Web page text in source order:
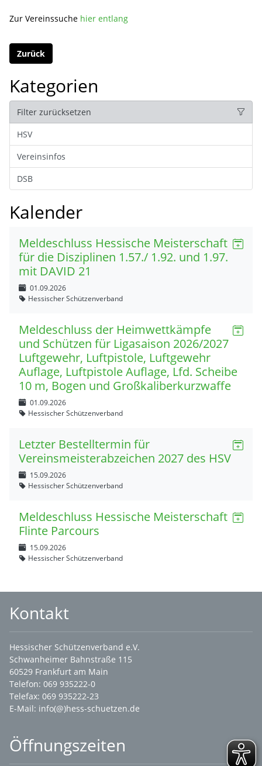
Zur Vereinssuche hier entlang
Zurück
Kategorien
Filter zurücksetzen
HSV
Vereinsinfos
DSB
Kalender
Meldeschluss Hessische Meisterschaft
für die Disziplinen 1.57./ 1.92. und 1.97.
mit DAVID 21
01.09.2026
Hessischer Schützenverband
Meldeschluss der Heimwettkämpfe
und Schützen für Ligasaison 2026/2027
Luftgewehr, Luftpistole, Luftgewehr
Auflage, Luftpistole Auflage, Lfd. Scheibe
10 m, Bogen und Großkaliberkurzwaffe
01.09.2026
Hessischer Schützenverband
Letzter Bestelltermin für
Vereinsmeisterabzeichen 2027 des HSV
15.09.2026
Hessischer Schützenverband
Meldeschluss Hessische Meisterschaft
Flinte Parcours
15.09.2026
Hessischer Schützenverband
Kontakt
Hessischer Schützenverband e.V.
Schwanheimer Bahnstraße 115
60529 Frankfurt am Main
Telefon: 069 935222-0
Telefax: 069 935222-23
E-Mail: info(@)hess-schuetzen.de
Öffnungszeiten